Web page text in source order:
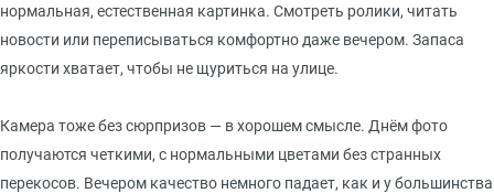
нормальная, естественная картинка. Смотреть ролики, читать
новости или переписываться комфортно даже вечером. Запаса
яркости хватает, чтобы не щуриться на улице.
Камера тоже без сюрпризов — в хорошем смысле. Днём фото
получаются четкими, с нормальными цветами без странных
перекосов. Вечером качество немного падает, как и у большинства